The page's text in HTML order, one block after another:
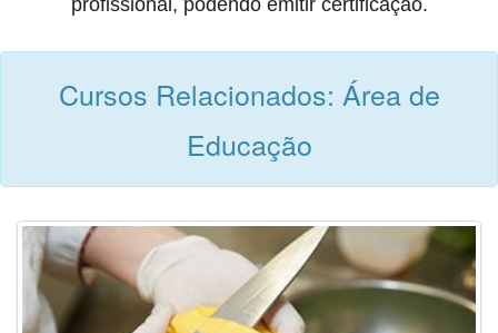
profissional, podendo emitir certificação.
Cursos Relacionados: Área de
Educação